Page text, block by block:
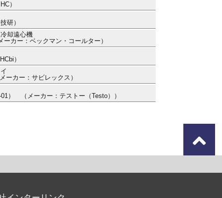
）
研）
却遠心機
カー：ベックマン・コールター）
）
ーカー：サビレックス）
） （メーカー：テストー（Testo））